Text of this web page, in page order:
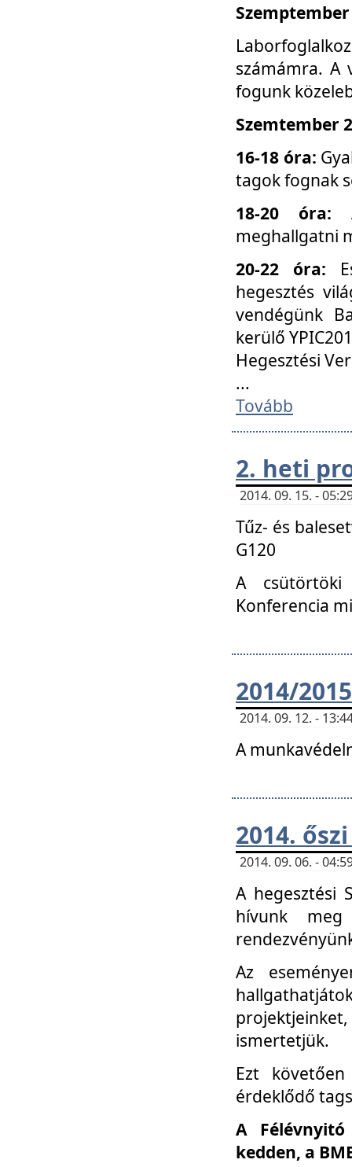
számámra. A
fogunk
Szemtember
16-18 óra:
tagok fognak
18-20 óra:
meghallgatni
20-22 óra:
hegesztés
vendégünk
kerülő
Hegesztési
...
Tovább
2. heti
2014. 09. 15. -
Tűz- és
G120
A csütörtöki
Konferencia
2014/
2014. 09. 12. -
A
2014.
2014. 09. 06. -
A hegesztési
hívunk
Az
ismertetjük.
Ezt
érdeklődő
A
kedden, a